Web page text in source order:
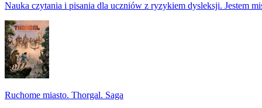
Nauka czytania i pisania dla uczniów z ryzykiem dysleksji. Jestem
Ruchome miasto. Thorgal. Saga